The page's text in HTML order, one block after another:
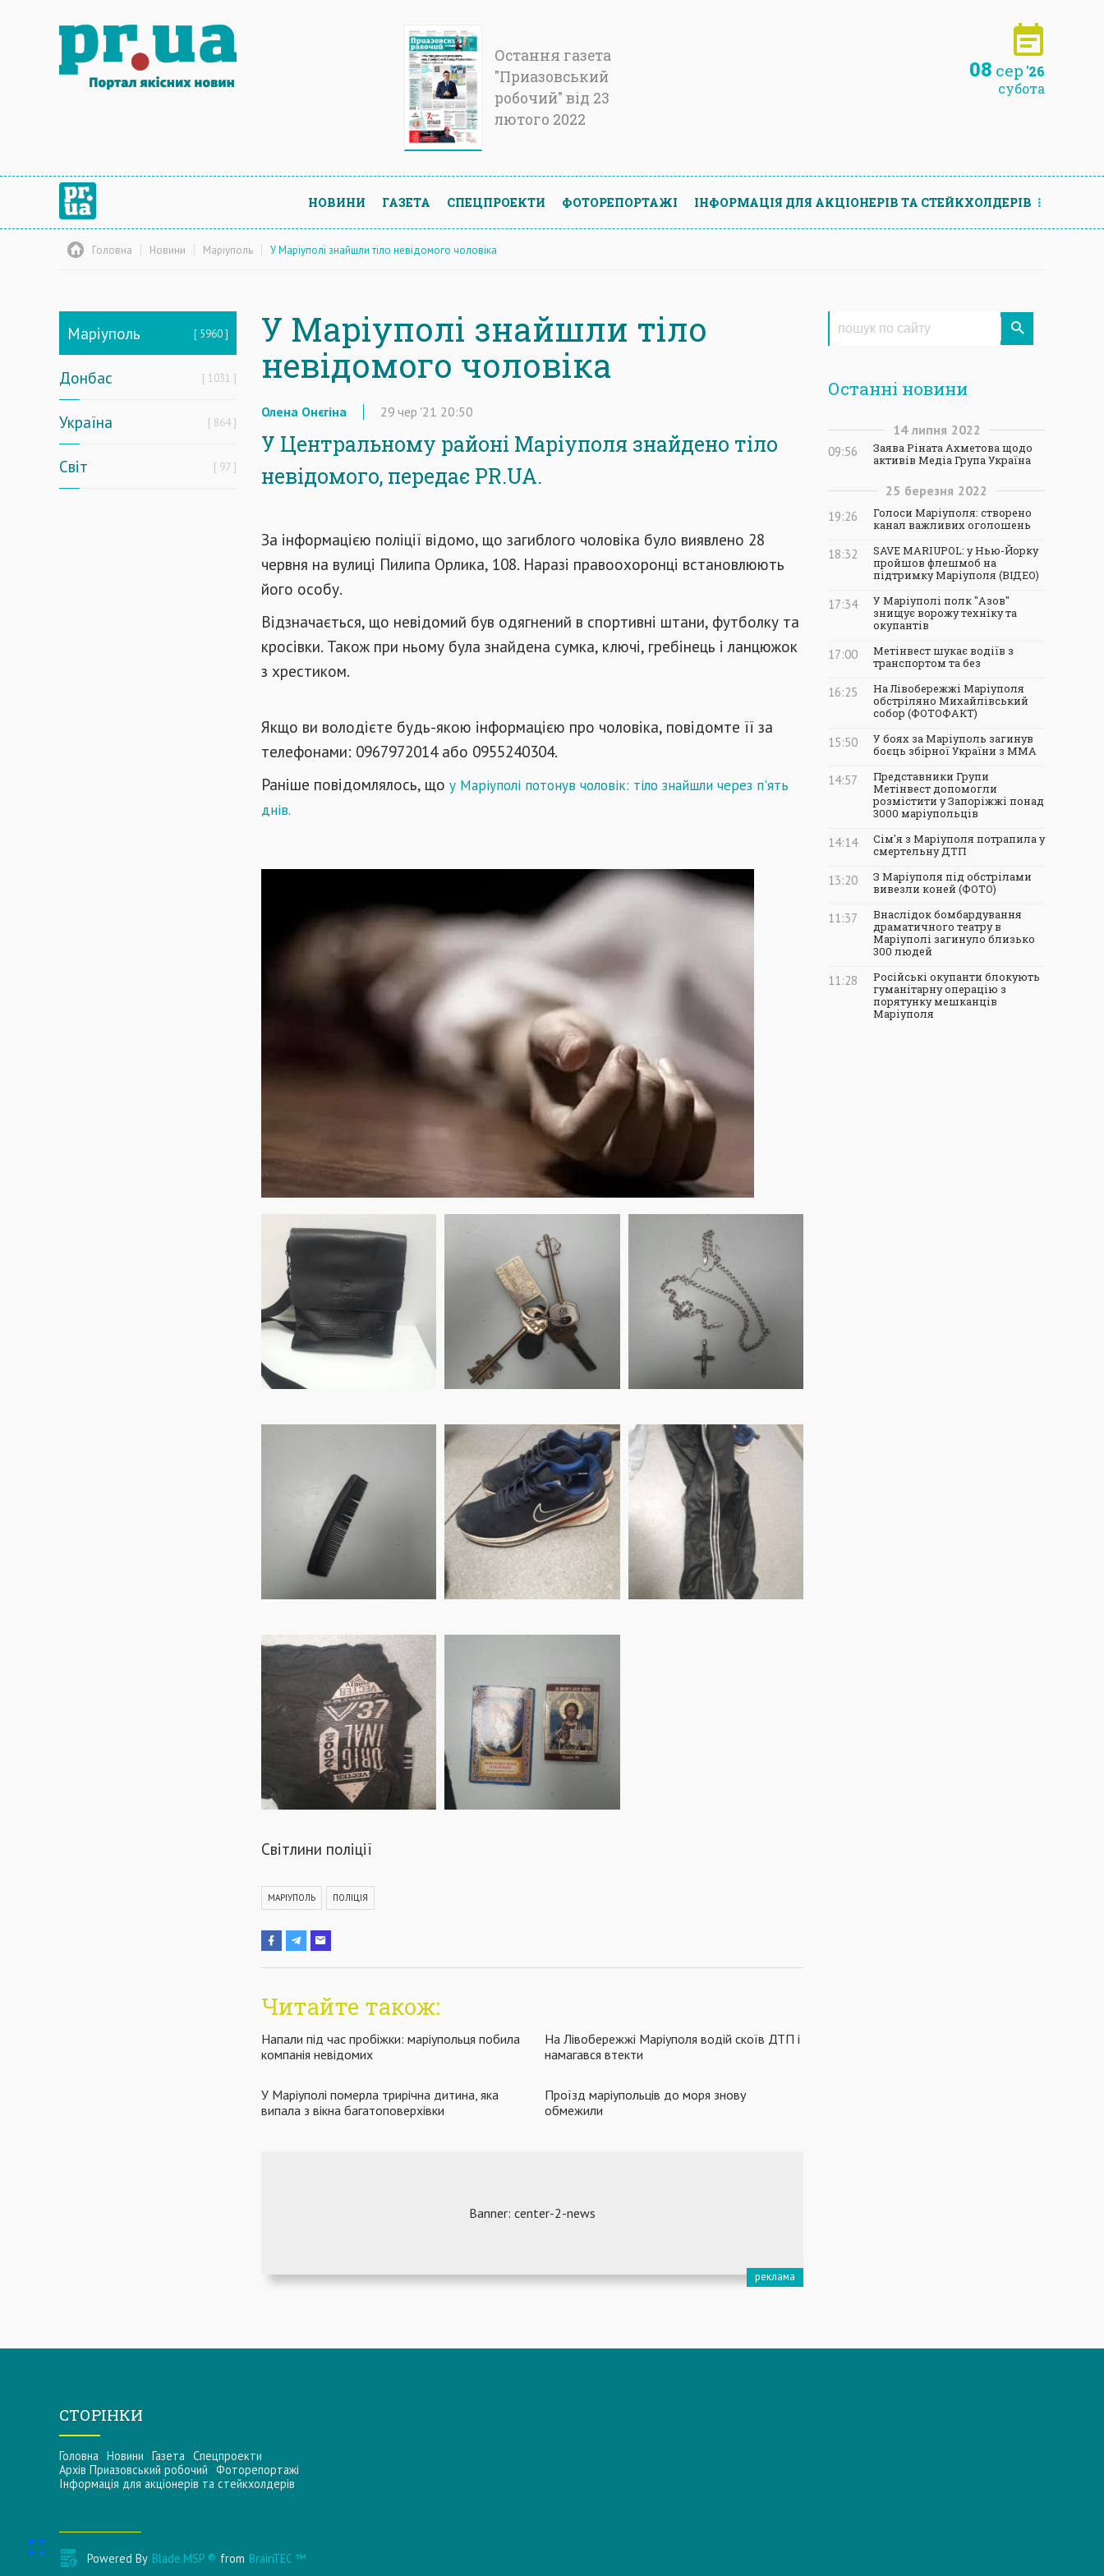
Остання газета
"Приазовський
робочий" від 23
лютого 2022
08 сер '26
субота
НОВИНИ ГАЗЕТА СПЕЦПРОЕКТИ ФОТОРЕПОРТАЖІ ІНФОРМАЦIЯ ДЛЯ АКЦIОНЕРIВ ТА СТЕЙКХОЛДЕРIВ
Головна Новини Маріуполь У Маріуполі знайшли тіло невідомого чоловіка
Маріуполь 5960
Донбас 1031
Україна 864
Світ 97
У Маріуполі знайшли тіло
невідомого чоловіка
Олена Онєгіна 29 чер '21 20:50
У Центральному районі Маріуполя знайдено тіло
невідомого, передає PR.UA.
За інформацією поліції відомо, що загиблого чоловіка було виявлено 28
червня на вулиці Пилипа Орлика, 108. Наразі правоохоронці встановлюють
його особу.
Відзначається, що невідомий був одягнений в спортивні штани, футболку та
кросівки. Також при ньому була знайдена сумка, ключі, гребінець і ланцюжок
з хрестиком.
Якщо ви володієте будь-якою інформацією про чоловіка, повідомте її за
телефонами: 0967972014 або 0955240304.
Раніше повідомлялось, що у Маріуполі потонув чоловік: тіло знайшли через п'ять
днів.
Світлини поліції
МАРІУПОЛЬ ПОЛІЦІЯ
Читайте також:
Напали під час пробіжки: маріупольця побила
компанія невідомих
На Лівобережжі Маріуполя водій скоїв ДТП і
намагався втекти
У Маріуполі померла трирічна дитина, яка
випала з вікна багатоповерхівки
Проїзд маріупольців до моря знову
обмежили
Останні новини
14 липня 2022
09:56
Заява Ріната Ахметова щодо
активів Медіа Група Україна
25 березня 2022
19:26
Голоси Маріуполя: створено
канал важливих оголошень
18:32
SAVE MARIUPOL: у Нью-Йорку
пройшов флешмоб на
підтримку Маріуполя (ВІДЕО)
17:34
У Маріуполі полк "Азов"
знищує ворожу техніку та
окупантів
17:00
Метінвест шукає водіїв з
транспортом та без
16:25
На Лівобережжі Маріуполя
обстріляно Михайлівський
собор (ФОТОФАКТ)
15:50
У боях за Маріуполь загинув
боєць збірної України з ММА
14:57
Представники Групи
Метінвест допомогли
розмістити у Запоріжжі понад
3000 маріупольців
14:14
Сім'я з Маріуполя потрапила у
смертельну ДТП
13:20
З Маріуполя під обстрілами
вивезли коней (ФОТО)
11:37
Внаслідок бомбардування
драматичного театру в
Маріуполі загинуло близько
300 людей
11:28
Російські окупанти блокують
гуманітарну операцію з
порятунку мешканців
Маріуполя
СТОРІНКИ
Головна Новини Газета Спецпроекти
Архів Приазовський робочий Фоторепортажі
Інформацiя для акцiонерiв та стейкхолдерiв
Powered By Blade.MSP ® from BrainTEC ™